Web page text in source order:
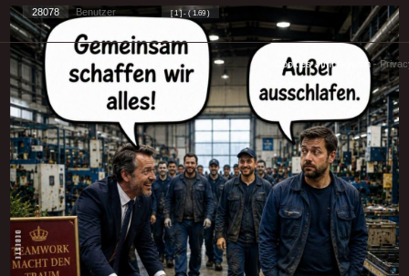
28078
Benutzer [ 1 ] - ( 1.69 )
Cookies-Impressum-